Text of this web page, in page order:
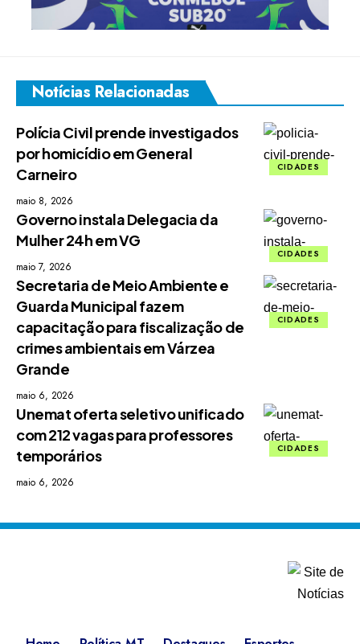
Notícias Relacionadas
CIDADES
Polícia Civil prende investigados
por homicídio em General
Carneiro
maio 8, 2026
CIDADES
Governo instala Delegacia da
Mulher 24h em VG
maio 7, 2026
CIDADES
Secretaria de Meio Ambiente e
Guarda Municipal fazem
capacitação para fiscalização de
crimes ambientais em Várzea
Grande
maio 6, 2026
CIDADES
Unemat oferta seletivo unificado
com 212 vagas para professores
temporários
maio 6, 2026